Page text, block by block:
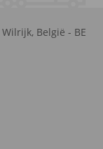
Wilrijk, België - BE